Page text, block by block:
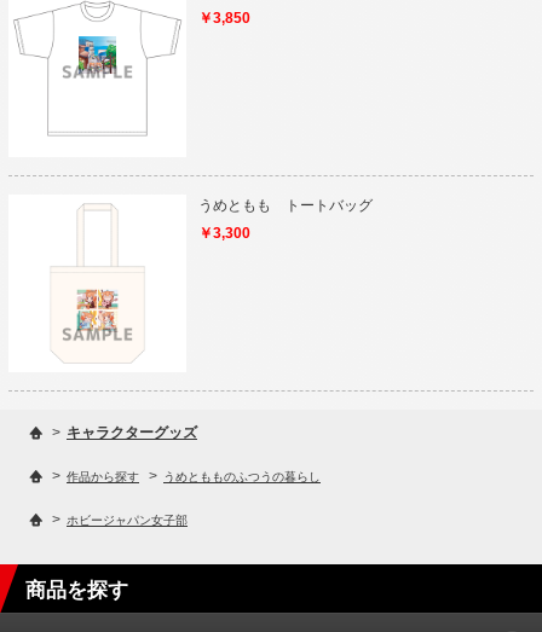
￥3,850
うめともも トートバッグ
￥3,300
> キャラクターグッズ
> 作品から探す > うめともものふつうの暮らし
> ホビージャパン女子部
商品を探す